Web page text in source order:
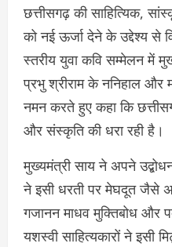
छत्तीसगढ़ की साहित्यिक,
को नई ऊर्जा देने के उद्देश्य से
स्तरीय युवा कवि सम्मेलन में
प्रभु श्रीराम के ननिहाल और
नमन करते हुए कहा कि
और संस्कृति की धरा रही है।
मुख्यमंत्री साय ने अपने
ने इसी धरती पर मेघदूत जैसे
गजानन माधव मुक्तिबोध और
यशस्वी साहित्यकारों ने इसी